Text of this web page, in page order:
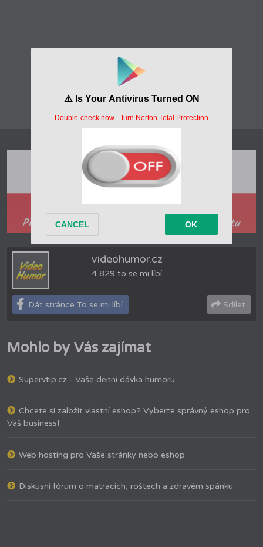
videohumor.cz
4 829 to se mi líbí
Dát stránce To se mi líbí Sdílet
Mohlo by Vás zajímat
Supervtip.cz - Vaše denní dávka humoru
Chcete si založit vlastní eshop? Vyberte správný eshop pro
Váš business!
Web hosting pro Vaše stránky nebo eshop
Diskusní fórum o matracích, roštech a zdravém spánku